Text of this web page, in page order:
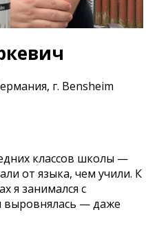
г. Bensheim
классов школы —
от языка, чем учили. К
я занимался с
выровнялась — даже